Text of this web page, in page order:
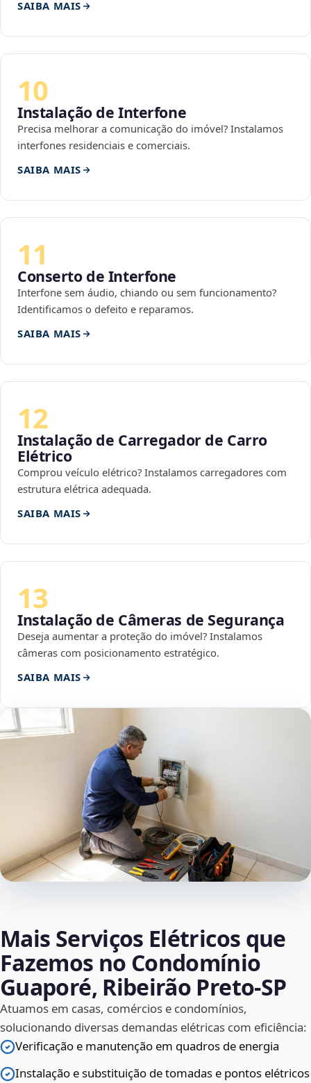
SAIBA MAIS
10
Instalação de Interfone
Precisa melhorar a comunicação do imóvel? Instalamos
interfones residenciais e comerciais.
SAIBA MAIS
11
Conserto de Interfone
Interfone sem áudio, chiando ou sem funcionamento?
Identificamos o defeito e reparamos.
SAIBA MAIS
12
Instalação de Carregador de Carro
Elétrico
Comprou veículo elétrico? Instalamos carregadores com
estrutura elétrica adequada.
SAIBA MAIS
13
Instalação de Câmeras de Segurança
Deseja aumentar a proteção do imóvel? Instalamos
câmeras com posicionamento estratégico.
SAIBA MAIS
Mais Serviços Elétricos que
Fazemos no Condomínio
Guaporé, Ribeirão Preto‑SP
Atuamos em casas, comércios e condomínios,
solucionando diversas demandas elétricas com eficiência:
Verificação e manutenção em quadros de energia
Instalação e substituição de tomadas e pontos elétricos